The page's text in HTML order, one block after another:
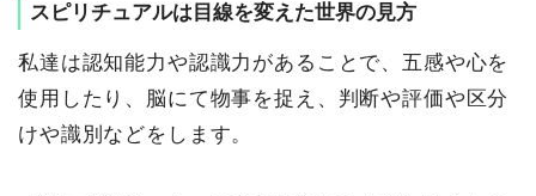
スピリチュアルは目線を変えた世界の見方
私達は認知能力や認識力があることで、五感や心を
使用したり、脳にて物事を捉え、判断や評価や区分
けや識別などをします。